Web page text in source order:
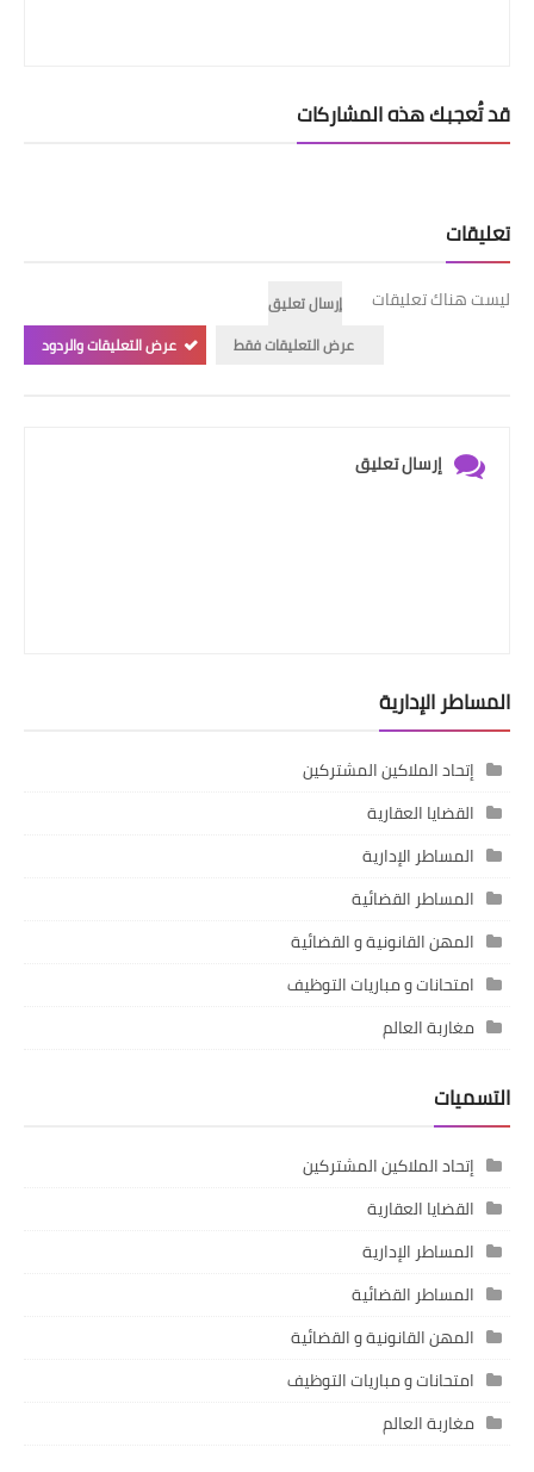
قد تُعجبك هذه المشاركات
تعليقات
ليست هناك تعليقات
إرسال تعليق
عرض التعليقات فقط
عرض التعليقات والردود
إرسال تعليق
المساطر الإدارية
إتحاد الملاكين المشتركين
القضايا العقارية
المساطر الإدارية
المساطر القضائية
المهن القانونية و القضائية
امتحانات و مباريات التوظيف
مغاربة العالم
التسميات
إتحاد الملاكين المشتركين
القضايا العقارية
المساطر الإدارية
المساطر القضائية
المهن القانونية و القضائية
امتحانات و مباريات التوظيف
مغاربة العالم